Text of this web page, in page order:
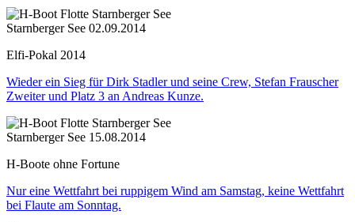
Starnberger See 02.09.2014
Elfi-Pokal 2014
Wieder ein Sieg für Dirk Stadler und seine Crew, Stefan Frauscher
Zweiter und Platz 3 an Andreas Kunze.
Starnberger See 15.08.2014
H-Boote ohne Fortune
Nur eine Wettfahrt bei ruppigem Wind am Samstag, keine Wettfahrt
bei Flaute am Sonntag.